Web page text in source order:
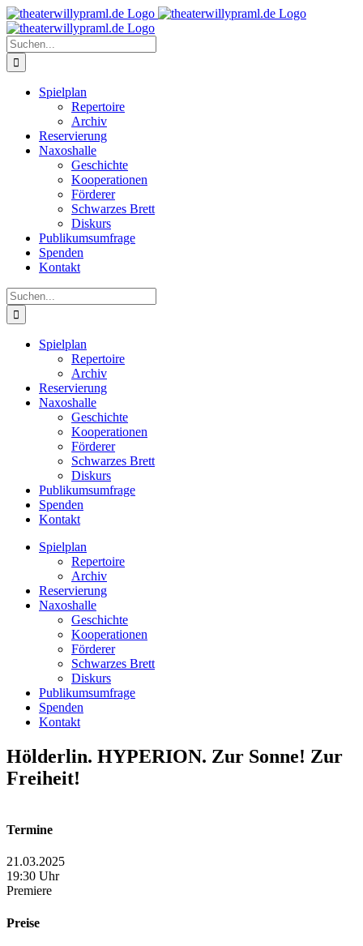
Zum
Inhalt
springen
Suche
nach:
Spielplan
Repertoire
Archiv
Reservierung
Naxoshalle
Geschichte
Kooperationen
Förderer
Schwarzes Brett
Diskurs
Publikumsumfrage
Spenden
Kontakt
Suche
nach:
Spielplan
Repertoire
Archiv
Reservierung
Naxoshalle
Geschichte
Kooperationen
Förderer
Schwarzes Brett
Diskurs
Publikumsumfrage
Spenden
Kontakt
Spielplan
Repertoire
Archiv
Reservierung
Naxoshalle
Geschichte
Kooperationen
Förderer
Schwarzes Brett
Diskurs
Publikumsumfrage
Spenden
Kontakt
Hölderlin. HYPERION. Zur Sonne! Zur
Freiheit!
Termine
21.03.2025
19:30 Uhr
Premiere
Preise